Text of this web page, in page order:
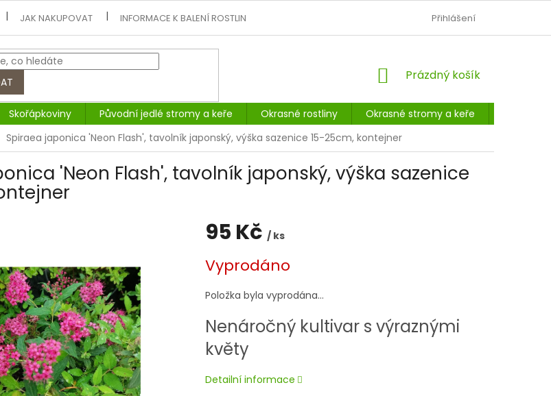
JAK NAKUPOVAT INFORMACE K BALENÍ ROSTLIN PODMÍNKY OCHRANY OSOBNÍCH
Přihlášení
NÁKUPNÍ
Prázdný košík
Skořápkoviny Původní jedlé stromy a keře Okrasné rostliny Okrasné stromy a keře
Spiraea japonica 'Neon Flash', tavolník japonský, výška sazenice 15-25cm, kontejner
'Neon Flash', tavolník japonský, výška sazenice
95 Kč / ks
cena:
Vyprodáno
Položka byla vyprodána…
Nenáročný kultivar s výraznými
květy
Detailní informace